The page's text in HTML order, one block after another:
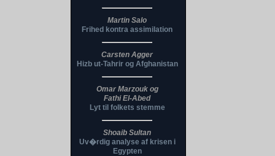
Martin Salo
Frihed kontra assimilation
Carsten Agger
Hizb ut-Tahrir og Afghanistan
Omar Marzouk og
Fathi El-Abed
Lyt til folkets stemme
Shoaib Sultan
Uv�rdig analyse af krisen i
Egypten